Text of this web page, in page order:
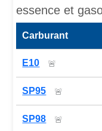
essence et
Prix des
Carburant
E10 🚨
SP95 🚨
SP98 🚨